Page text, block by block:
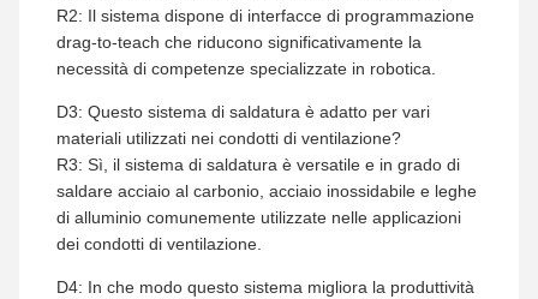
R2: Il sistema dispone di interfacce di programmazione
drag-to-teach che riducono significativamente la
necessità di competenze specializzate in robotica.
D3: Questo sistema di saldatura è adatto per vari
materiali utilizzati nei condotti di ventilazione?
R3: Sì, il sistema di saldatura è versatile e in grado di
saldare acciaio al carbonio, acciaio inossidabile e leghe
di alluminio comunemente utilizzate nelle applicazioni
dei condotti di ventilazione.
D4: In che modo questo sistema migliora la produttività